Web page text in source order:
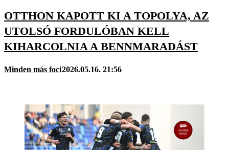
OTTHON KAPOTT KI A TOPOLYA, AZ
UTOLSÓ FORDULÓBAN KELL
KIHARCOLNIA A BENNMARADÁST
Minden más foci2026.05.16. 21:56